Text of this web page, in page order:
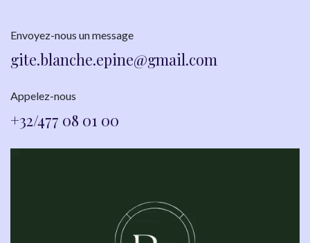
Envoyez-nous un message
gite.blanche.epine@gmai​l.com
Appelez-nous
+32/477 08 01 00